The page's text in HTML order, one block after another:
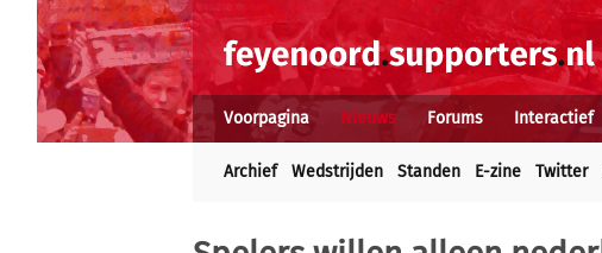
Voorpagina Nieuws Forums Interactief
Archief Wedstrijden Standen E-zine Twitter